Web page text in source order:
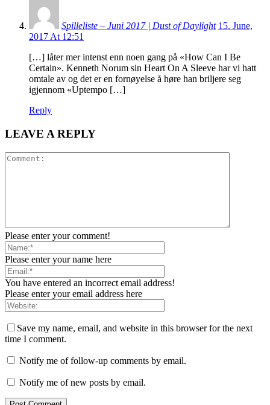
Spilleliste – Juni 2017 | Dust of Daylight 15. June,
2017 At 12:51
[…] låter mer intenst enn noen gang på «How Can I Be
Certain». Kenneth Norum sin Heart On A Sleeve har vi hatt
omtale av og det er en fornøyelse å høre han briljere seg
igjennom «Uptempo […]
Reply
LEAVE A REPLY
Please enter your comment!
Please enter your name here
You have entered an incorrect email address!
Please enter your email address here
Save my name, email, and website in this browser for the next
time I comment.
Notify me of follow-up comments by email.
Notify me of new posts by email.